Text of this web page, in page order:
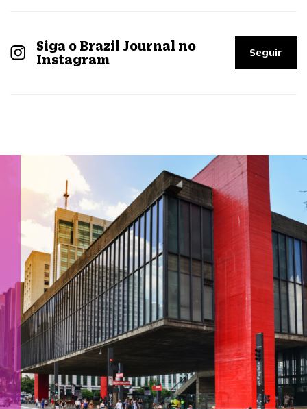
Siga o Brazil Journal no
Instagram
Seguir